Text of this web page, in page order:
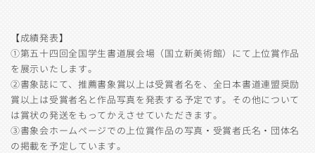
【成績発表】
①第五十四回全国学生書道展会場（国立新美術館）にて上位賞作品
を展示いたします。
②書象誌にて、推薦書象賞以上は受賞者名を、全日本書道連盟奨励
賞以上は受賞者名と作品写真を発表する予定です。その他について
は賞状の発送をもってかえさせていただきます。
③書象会ホームページでの上位賞作品の写真・受賞者氏名・団体名
の掲載を予定しています。